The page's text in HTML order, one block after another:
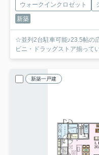
ウォークインクロゼット
新築
☆並列2台駐車可能♪23.5帖の
新築一戸建